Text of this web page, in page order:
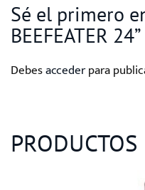
Sé el primero
BEEFEATER 24”
Debesaccederpara